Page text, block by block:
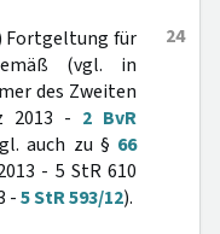
24
Fortgeltung für
(vgl. in
des Zweiten
2013 - 2 BvR
auch zu § 66
- 5 StR 610
-5 StR 593/12).